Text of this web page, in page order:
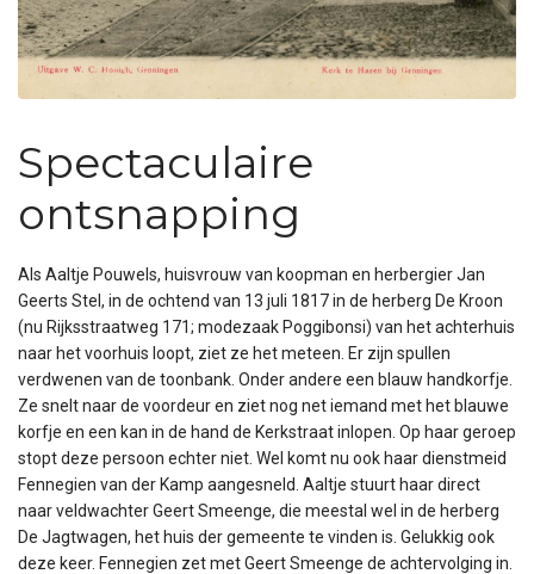
Spectaculaire
ontsnapping
Als Aaltje Pouwels, huisvrouw van koopman en herbergier Jan
Geerts Stel, in de ochtend van 13 juli 1817 in de herberg De Kroon
(nu Rijksstraatweg 171; modezaak Poggibonsi) van het achterhuis
naar het voorhuis loopt, ziet ze het meteen. Er zijn spullen
verdwenen van de toonbank. Onder andere een blauw handkorfje.
Ze snelt naar de voordeur en ziet nog net iemand met het blauwe
korfje en een kan in de hand de Kerkstraat inlopen. Op haar geroep
stopt deze persoon echter niet. Wel komt nu ook haar dienstmeid
Fennegien van der Kamp aangesneld. Aaltje stuurt haar direct
naar veldwachter Geert Smeenge, die meestal wel in de herberg
De Jagtwagen, het huis der gemeente te vinden is. Gelukkig ook
deze keer. Fennegien zet met Geert Smeenge de achtervolging in.